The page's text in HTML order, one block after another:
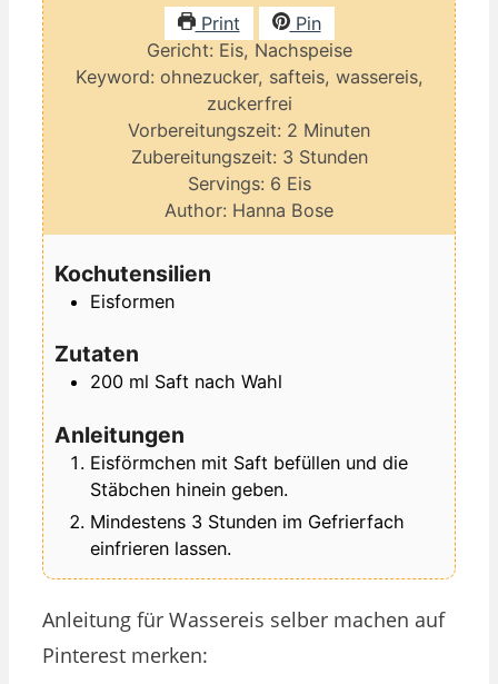
Print
Pin
Gericht: Eis, Nachspeise
Keyword: ohnezucker, safteis, wassereis,
zuckerfrei
Vorbereitungszeit: 2 Minuten
Minuten
Zubereitungszeit: 3Stunden
Stunden
Servings: 6 Eis
Author: Hanna Bose
Kochutensilien
Eisformen
Zutaten
200 ml Saft nach Wahl
Anleitungen
Eisförmchen mit Saft befüllen und die
Stäbchen hinein geben.
Mindestens 3 Stunden im Gefrierfach
einfrieren lassen.
Anleitung für Wassereis selber machen auf
Pinterest merken: